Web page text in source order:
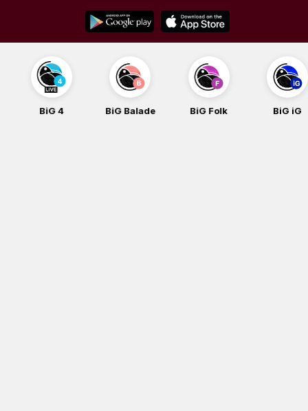
content
BiG 4 BiG Balade BiG Folk BiG iG